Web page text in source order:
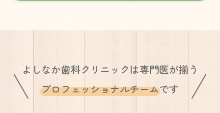
よしなか歯科クリニックは専門医が揃う
プロフェッショナルチームです